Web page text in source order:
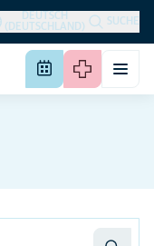
DEUTSCH
(DEUTSCHLAND)
SUCHE